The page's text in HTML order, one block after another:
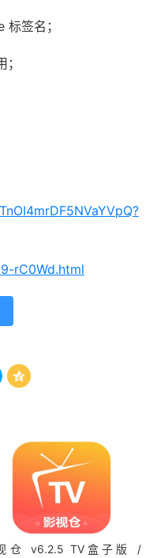
签名；
rC0Wd.html

仓 v6.2.5 TV盒子版 /